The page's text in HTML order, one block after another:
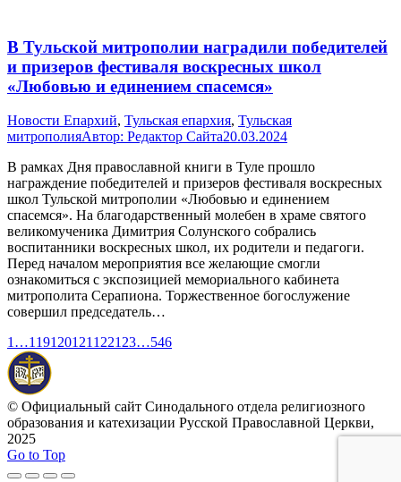
В Тульской митрополии наградили победителей
и призеров фестиваля воскресных школ
«Любовью и единением спасемся»
Новости Епархий, Тульская епархия, Тульская
митрополияАвтор: Редактор Сайта20.03.2024
В рамках Дня православной книги в Туле прошло
награждение победителей и призеров фестиваля воскресных
школ Тульской митрополии «Любовью и единением
спасемся». На благодарственный молебен в храме святого
великомученика Димитрия Солунского собрались
воспитанники воскресных школ, их родители и педагоги.
Перед началом мероприятия все желающие смогли
ознакомиться с экспозицией мемориального кабинета
митрополита Серапиона. Торжественное богослужение
совершил председатель…
1 …119120121 122123…546
© Официальный сайт Синодального отдела религиозного
образования и катехизации Русской Православной Церкви,
2025
Go to Top